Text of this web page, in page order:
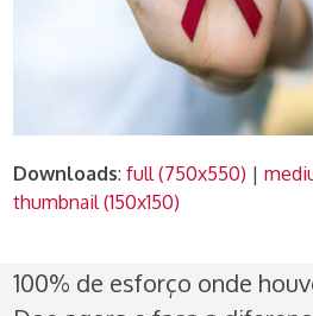
Downloads:full (750x550) |
thumbnail (150x150)
100% de esforço onde